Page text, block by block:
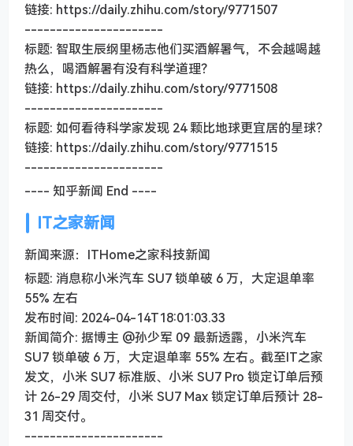
链接: https://daily.zhihu.com/story/9771507
----------------------
标题: 智取生辰纲里杨志他们买酒解暑气，不会越喝越
热么，喝酒解暑有没有科学道理？
链接: https://daily.zhihu.com/story/9771508
----------------------
标题: 如何看待科学家发现 24 颗比地球更宜居的星球？
链接: https://daily.zhihu.com/story/9771515
----------------------
---- 知乎新闻 End ----
IT之家新闻
新闻来源：ITHome之家科技新闻
标题: 消息称小米汽车 SU7 锁单破 6 万，大定退单率
55% 左右
发布时间: 2024-04-14T18:01:03.33
新闻简介: 据博主 @孙少军 09 最新透露，小米汽车
SU7 锁单破 6 万，大定退单率 55% 左右。截至IT之家
发文，小米 SU7 标准版、小米 SU7 Pro 锁定订单后预
计 26-29 周交付，小米 SU7 Max 锁定订单后预计 28-
31 周交付。
----------------------